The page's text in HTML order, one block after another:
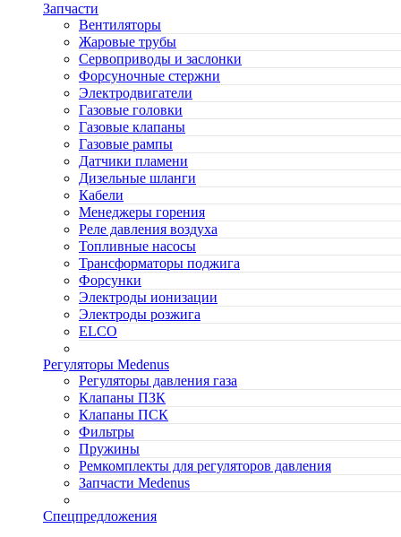
Запчасти
Вентиляторы
Жаровые трубы
Сервоприводы и заслонки
Форсуночные стержни
Электродвигатели
Газовые головки
Газовые клапаны
Газовые рампы
Датчики пламени
Дизельные шланги
Кабели
Менеджеры горения
Реле давления воздуха
Топливные насосы
Трансформаторы поджига
Форсунки
Электроды ионизации
Электроды розжига
ELCO
Регуляторы Medenus
Регуляторы давления газа
Клапаны ПЗК
Клапаны ПСК
Фильтры
Пружины
Ремкомплекты для регуляторов давления
Запчасти Medenus
Спецпредложения